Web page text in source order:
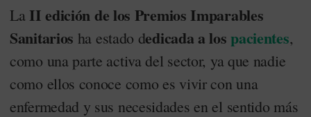
La II edición de los Premios Imparables
Sanitarios ha estado dedicada a lospacientes,
como una parte activa del sector, ya que nadie
como ellos conoce como es vivir con una
enfermedad y sus necesidades en el sentido más